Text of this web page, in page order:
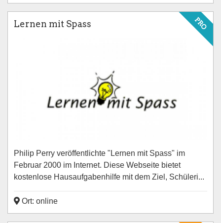
PRO
Lernen mit Spass
Philip Perry veröffentlichte "Lernen mit Spass" im
Februar 2000 im Internet. Diese Webseite bietet
kostenlose Hausaufgabenhilfe mit dem Ziel, Schüleri...
Ort: online